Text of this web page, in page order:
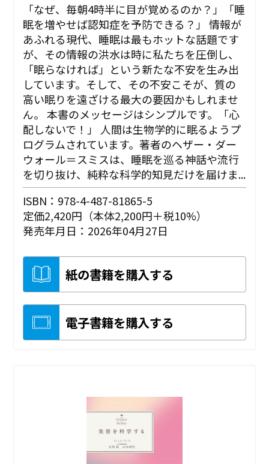
「なぜ、毎朝4時半に目が覚めるのか？」「睡
眠を増やせば認知症を予防できる？」 情報が
あふれる現代、睡眠は最もホットな話題です
が、その情報の洪水は時に私たちを圧倒し、
「眠らなければ」という新たな不安を生み出
しています。そして、その不安こそが、質の
高い眠りを遠ざける最大の要因かもしれませ
ん。 本書のメッセージはシンプルです。「心
配しないで！」 人間は生物学的に眠るようプ
ログラムされています。著者のヘザー・ダー
ウォール＝スミスは、睡眠を巡る神話や流行
を切り抜け、純粋な科学的知見だけを届けま...
ISBN：978-4-487-81865-5
定価2,420円（本体2,200円＋税10%）
発売年月日：2026年04月27日
紙の書籍を購入する
電子書籍を購入する